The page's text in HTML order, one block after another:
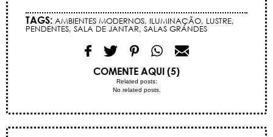
TAGS: AMBIENTES MODERNOS, ILUMINAÇÃO, LUSTRE,
PENDENTES, SALA DE JANTAR, SALAS GRANDES
COMENTE AQUI (5)
Related posts:
No related posts.